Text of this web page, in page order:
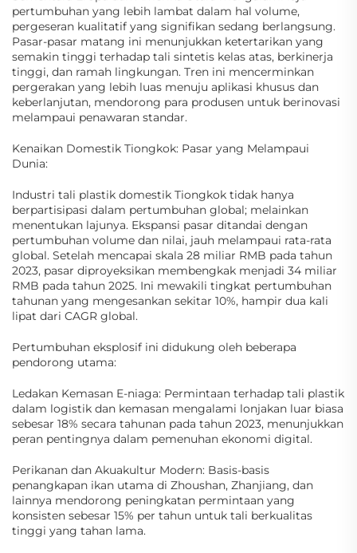
pertumbuhan yang lebih lambat dalam hal volume,
pergeseran kualitatif yang signifikan sedang berlangsung.
Pasar-pasar matang ini menunjukkan ketertarikan yang
semakin tinggi terhadap tali sintetis kelas atas, berkinerja
tinggi, dan ramah lingkungan. Tren ini mencerminkan
pergerakan yang lebih luas menuju aplikasi khusus dan
keberlanjutan, mendorong para produsen untuk berinovasi
melampaui penawaran standar.
Kenaikan Domestik Tiongkok: Pasar yang Melampaui
Dunia:
Industri tali plastik domestik Tiongkok tidak hanya
berpartisipasi dalam pertumbuhan global; melainkan
menentukan lajunya. Ekspansi pasar ditandai dengan
pertumbuhan volume dan nilai, jauh melampaui rata-rata
global. Setelah mencapai skala 28 miliar RMB pada tahun
2023, pasar diproyeksikan membengkak menjadi 34 miliar
RMB pada tahun 2025. Ini mewakili tingkat pertumbuhan
tahunan yang mengesankan sekitar 10%, hampir dua kali
lipat dari CAGR global.
Pertumbuhan eksplosif ini didukung oleh beberapa
pendorong utama:
Ledakan Kemasan E-niaga: Permintaan terhadap tali plastik
dalam logistik dan kemasan mengalami lonjakan luar biasa
sebesar 18% secara tahunan pada tahun 2023, menunjukkan
peran pentingnya dalam pemenuhan ekonomi digital.
Perikanan dan Akuakultur Modern: Basis-basis
penangkapan ikan utama di Zhoushan, Zhanjiang, dan
lainnya mendorong peningkatan permintaan yang
konsisten sebesar 15% per tahun untuk tali berkualitas
tinggi yang tahan lama.